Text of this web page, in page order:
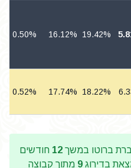
19.42%
16.12%
0.50%
18.22%
17.74%
0.52%
ברוטו במשך 12 חודשים
בדירוג 9 מתוך קבוצה